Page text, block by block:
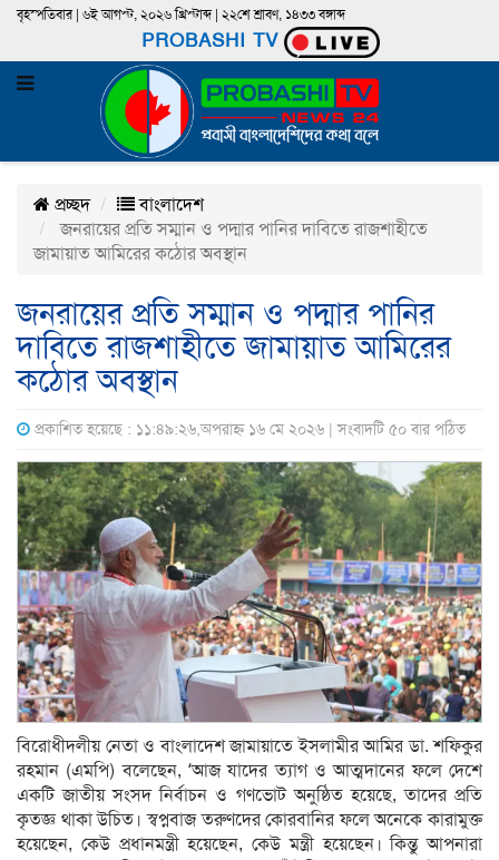
বৃহস্পতিবার | ৬ই আগস্ট, ২০২৬ খ্রিস্টাব্দ | ২২শে শ্রাবণ, ১৪৩৩ বঙ্গাব্দ
PROBASHI TV
প্রচ্ছদ
বাংলাদেশ
জনরায়ের প্রতি সম্মান ও পদ্মার পানির দাবিতে রাজশাহীতে
জামায়াত আমিরের কঠোর অবস্থান
জনরায়ের প্রতি সম্মান ও পদ্মার পানির
দাবিতে রাজশাহীতে জামায়াত আমিরের
কঠোর অবস্থান
প্রকাশিত হয়েছে : ১১:৪৯:২৬,অপরাহ্ন ১৬ মে ২০২৬ | সংবাদটি ৫০ বার পঠিত
বিরোধীদলীয় নেতা ও বাংলাদেশ জামায়াতে ইসলামীর আমির ডা. শফিকুর
রহমান (এমপি) বলেছেন, ‘আজ যাদের ত্যাগ ও আত্মদানের ফলে দেশে
একটি জাতীয় সংসদ নির্বাচন ও গণভোট অনুষ্ঠিত হয়েছে, তাদের প্রতি
কৃতজ্ঞ থাকা উচিত। স্বপ্নবাজ তরুণদের কোরবানির ফলে অনেকে কারামুক্ত
হয়েছেন, কেউ প্রধানমন্ত্রী হয়েছেন, কেউ মন্ত্রী হয়েছেন। কিন্তু আপনারা